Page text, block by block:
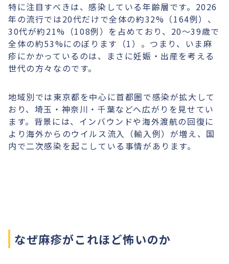
特に注目すべきは、感染している年齢層です。2026
年の流行では20代だけで全体の約32%（164例）、
30代が約21%（108例）を占めており、20〜39歳で
全体の約53%にのぼります（1）。つまり、いま麻
疹にかかっているのは、まさに妊娠・出産を考える
世代の方々なのです。
地域別では東京都を中心に首都圏で感染が拡大して
おり、埼玉・神奈川・千葉などへ広がりを見せてい
ます。背景には、インバウンドや海外渡航の回復に
より海外からのウイルス流入（輸入例）が増え、国
内で二次感染を起こしている事情があります。
なぜ麻疹がこれほど怖いのか